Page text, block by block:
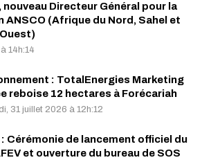
nouveau Directeur Général pour la
ANSCO (Afrique du Nord, Sahel et
14h:14
: TotalEnergies Marketing
reboise 12 hectares à Forécariah
31 juillet 2026 à 12h:12
: Cérémonie de lancement officiel du
et ouverture du bureau de SOS